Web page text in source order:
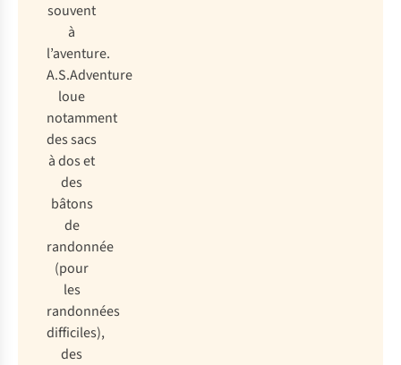
souvent
à
l’aventure.
A.S.Adventure
loue
notamment
des sacs
à dos et
des
bâtons
de
randonnée
(pour
les
randonnées
difficiles),
des